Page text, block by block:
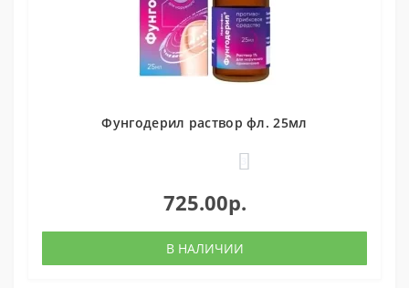
Фунгодерил раствор фл. 25мл
725.00р.
В НАЛИЧИИ